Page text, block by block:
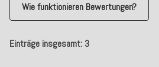
Wie funktionieren Bewertungen?
Einträge insgesamt: 3